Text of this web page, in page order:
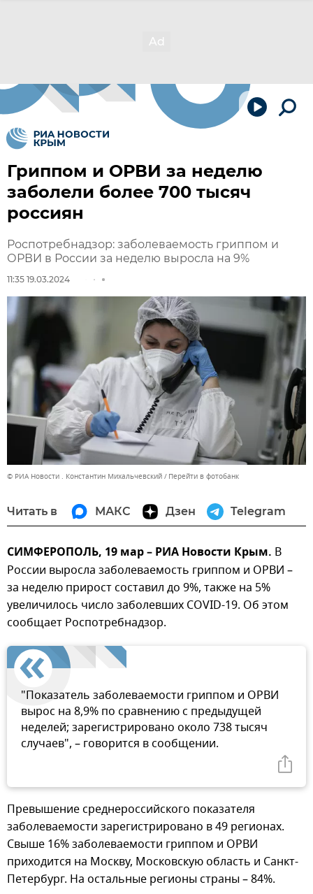
Гриппом и ОРВИ за неделю
заболели более 700 тысяч
россиян
Роспотребнадзор: заболеваемость гриппом и
ОРВИ в России за неделю выросла на 9%
11:35 19.03.2024
© РИА Новости . Константин Михальчевский Перейти в фотобанк
Читать в МАКС Дзен Telegram
СИМФЕРОПОЛЬ, 19 мар – РИА Новости Крым. В
России выросла заболеваемость гриппом и ОРВИ –
за неделю прирост составил до 9%, также на 5%
увеличилось число заболевших COVID-19. Об этом
сообщает Роспотребнадзор.
"Показатель заболеваемости гриппом и ОРВИ
вырос на 8,9% по сравнению с предыдущей
неделей; зарегистрировано около 738 тысяч
случаев", – говорится в сообщении.
Превышение среднероссийского показателя
заболеваемости зарегистрировано в 49 регионах.
Свыше 16% заболеваемости гриппом и ОРВИ
приходится на Москву, Московскую область и Санкт-
Петербург. На остальные регионы страны – 84%.